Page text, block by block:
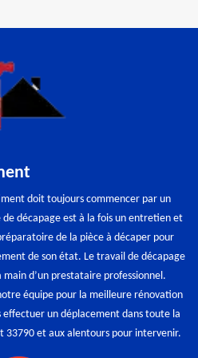
doit toujours commencer par un
décapage est à la fois un entretien et
de la pièce à décaper pour
de son état. Le travail de décapage
d’un prestataire professionnel.
équipe pour la meilleure rénovation
un déplacement dans toute la
33790 et aux alentours pour intervenir.